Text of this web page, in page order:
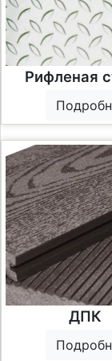
Рифленая
ДПК